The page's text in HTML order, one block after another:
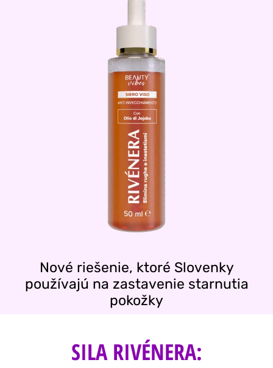
Nové riešenie, ktoré Slovenky
používajú na zastavenie starnutia
pokožky
SILA RIVÉNERA: